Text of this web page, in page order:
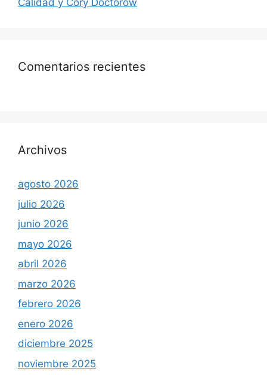
Calidad y Cory Doctorow
Comentarios recientes
Archivos
agosto 2026
julio 2026
junio 2026
mayo 2026
abril 2026
marzo 2026
febrero 2026
enero 2026
diciembre 2025
noviembre 2025